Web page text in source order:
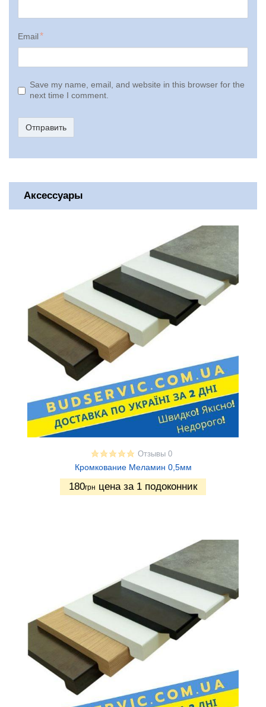
Email
Save my name, email, and website in this browser for the
next time I comment.
Отправить
Аксессуары
Отзывы 0
Кромкование Меламин 0,5мм
180грн цена за 1 подоконник